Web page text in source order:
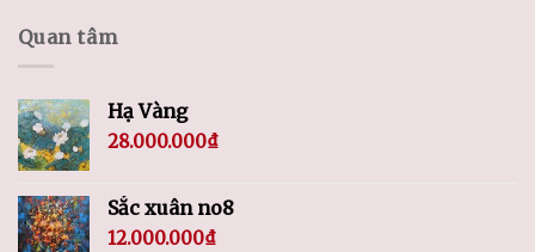
Quan tâm
Hạ Vàng
28.000.000₫
Sắc xuân no8
12.000.000₫